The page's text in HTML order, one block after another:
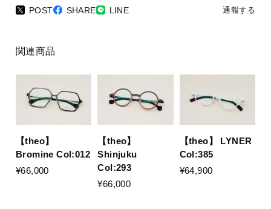
POST SHARE LINE 通報する
関連商品
【theo】
Bromine Col:012
¥66,000
【theo】
Shinjuku
Col:293
¥66,000
【theo】 LYNER
Col:385
¥64,900